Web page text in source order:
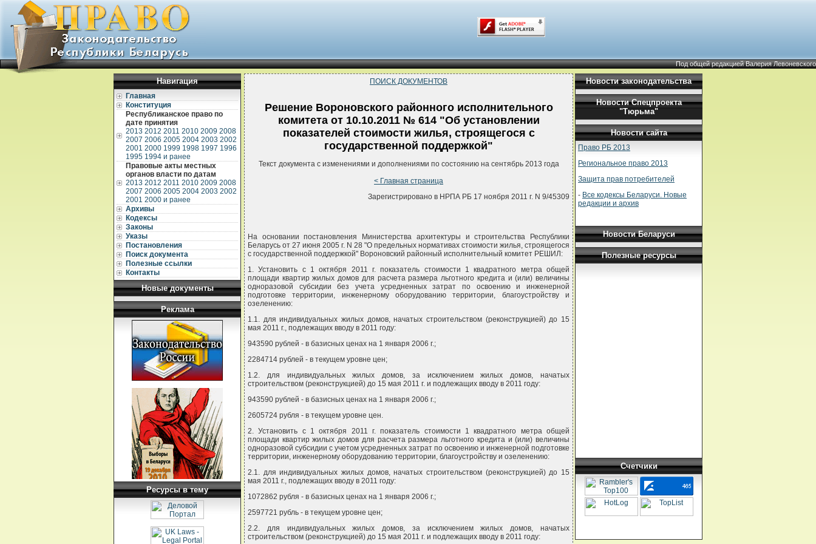
Под общей редакцией Валерия Левоневского
Навигация
Главная
Конституция
Республиканское право по
дате принятия
2013 2012 2011 2010 2009 2008
2007 2006 2005 2004 2003 2002
2001 2000 1999 1998 1997 1996
1995 1994 и ранее
Правовые акты местных
органов власти по датам
2013 2012 2011 2010 2009 2008
2007 2006 2005 2004 2003 2002
2001 2000 и ранее
Архивы
Кодексы
Законы
Указы
Постановления
Поиск документа
Полезные ссылки
Контакты
Новые документы
Реклама
Ресурсы в тему
ПОИСК ДОКУМЕНТОВ
Решение Вороновского районного исполнительного
комитета от 10.10.2011 № 614 "Об установлении
показателей стоимости жилья, строящегося с
государственной поддержкой"
Текст документа с изменениями и дополнениями по состоянию на сентябрь 2013 года
< Главная страница
Зарегистрировано в НРПА РБ 17 ноября 2011 г. N 9/45309
На основании постановления Министерства архитектуры и строительства Республики
Беларусь от 27 июня 2005 г. N 28 "О предельных нормативах стоимости жилья, строящегося
с государственной поддержкой" Вороновский районный исполнительный комитет РЕШИЛ:
1. Установить с 1 октября 2011 г. показатель стоимости 1 квадратного метра общей
площади квартир жилых домов для расчета размера льготного кредита и (или) величины
одноразовой субсидии без учета усредненных затрат по освоению и инженерной
подготовке территории, инженерному оборудованию территории, благоустройству и
озеленению:
1.1. для индивидуальных жилых домов, начатых строительством (реконструкцией) до 15
мая 2011 г., подлежащих вводу в 2011 году:
943590 рублей - в базисных ценах на 1 января 2006 г.;
2284714 рублей - в текущем уровне цен;
1.2. для индивидуальных жилых домов, за исключением жилых домов, начатых
строительством (реконструкцией) до 15 мая 2011 г. и подлежащих вводу в 2011 году:
943590 рублей - в базисных ценах на 1 января 2006 г.;
2605724 рубля - в текущем уровне цен.
2. Установить с 1 октября 2011 г. показатель стоимости 1 квадратного метра общей
площади квартир жилых домов для расчета размера льготного кредита и (или) величины
одноразовой субсидии с учетом усредненных затрат по освоению и инженерной подготовке
территории, инженерному оборудованию территории, благоустройству и озеленению:
2.1. для индивидуальных жилых домов, начатых строительством (реконструкцией) до 15
мая 2011 г., подлежащих вводу в 2011 году:
1072862 рубля - в базисных ценах на 1 января 2006 г.;
2597721 рубль - в текущем уровне цен;
2.2. для индивидуальных жилых домов, за исключением жилых домов, начатых
строительством (реконструкцией) до 15 мая 2011 г. и подлежащих вводу в 2011 году:
Новости законодательства
Новости Спецпроекта
"Тюрьма"
Новости сайта
Право РБ 2013
Региональное право 2013
Защита прав потребителей
- Все кодексы Беларуси. Новые
редакции и архив
Новости Беларуси
Полезные ресурсы
Счетчики